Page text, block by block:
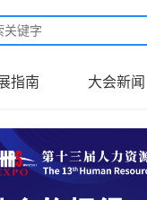
指南 大会新闻